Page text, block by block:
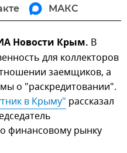
МАКС
Новости Крым. В
для коллекторов
заемщиков, а
о "раскредитовании".
в Крыму" рассказал
финансовому рынку